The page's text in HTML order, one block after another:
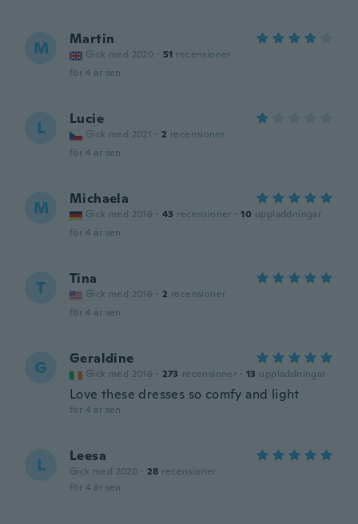
M Martin
Gick med 2020 · 51 recensioner
för 4 år sen
L Lucie
Gick med 2021 · 2 recensioner
för 4 år sen
M Michaela
Gick med 2016 · 43 recensioner · 10 uppladdningar
för 4 år sen
T Tina
Gick med 2016 · 2 recensioner
för 4 år sen
G Geraldine
Gick med 2016 · 273 recensioner · 13 uppladdningar
Love these dresses so comfy and light
för 4 år sen
L Leesa
Gick med 2020 · 28 recensioner
för 4 år sen